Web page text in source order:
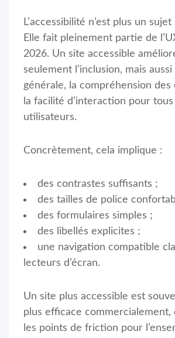
L’accessibilité n’est plus un
Elle fait pleinement partie de
2026. Un site accessible
seulement l’inclusion, mais
générale, la compréhension
la facilité d’interaction pour tous
utilisateurs.
Concrètement, cela implique :
des contrastes suffisants ;
des tailles de police
des formulaires simples ;
des libellés explicites ;
une navigation compatible
lecteurs d’écran.
Un site plus accessible est
plus efficace commercialement,
les points de friction pour